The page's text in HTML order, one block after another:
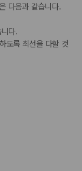
다음과 같습니다.
다.
도록 최선을 다할 것